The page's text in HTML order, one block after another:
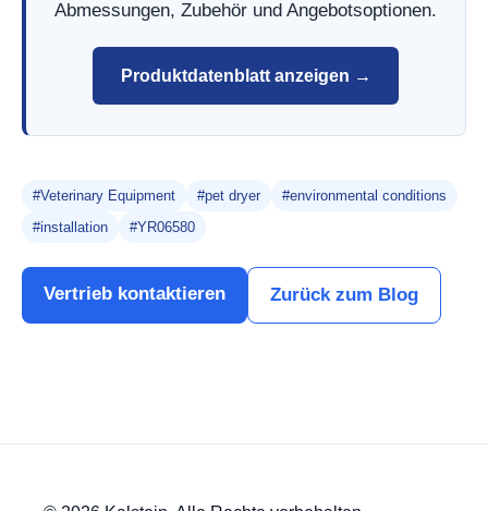
Abmessungen, Zubehör und Angebotsoptionen.
Produktdatenblatt anzeigen →
#Veterinary Equipment #pet dryer
#environmental conditions
#installation
#YR06580
Vertrieb kontaktieren Zurück zum Blog